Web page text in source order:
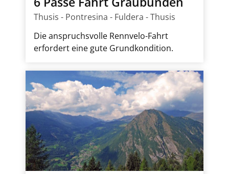
Thusis - Pontresina - Fuldera - Thusis
Die anspruchsvolle Rennvelo-Fahrt
erfordert eine gute Grundkondition.